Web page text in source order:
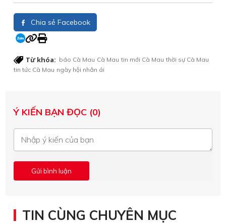
Chia sẻ Facebook
Từ khóa: báo Cà Mau Cà Mau tin mới Cà Mau thời sự Cà Mau
tin tức Cà Mau ngày hội nhân ái
Ý KIẾN BẠN ĐỌC (0)
TIN CÙNG CHUYÊN MỤC